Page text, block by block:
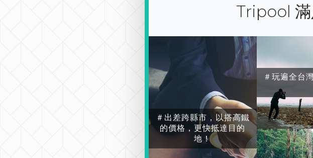
Tripool 滿
＃出差跨縣市，以搭高鐵
的價格，更快抵達目的
地！
＃玩遍全台